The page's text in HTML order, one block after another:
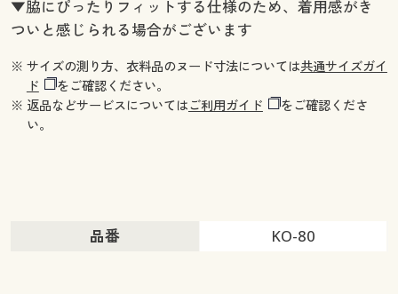
▼脇にぴったりフィットする仕様のため、着用感がき
ついと感じられる場合がございます
※ サイズの測り方、衣料品のヌード寸法については共通サイズガイ
ド
をご確認ください。
※ 返品などサービスについてはご利用ガイド
をご確認くださ
い。
品番 KO-80